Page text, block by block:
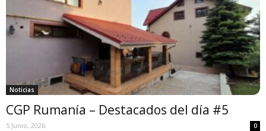
Noticias
CGP Rumanía – Destacados del día #5
5 Junio, 2026 0